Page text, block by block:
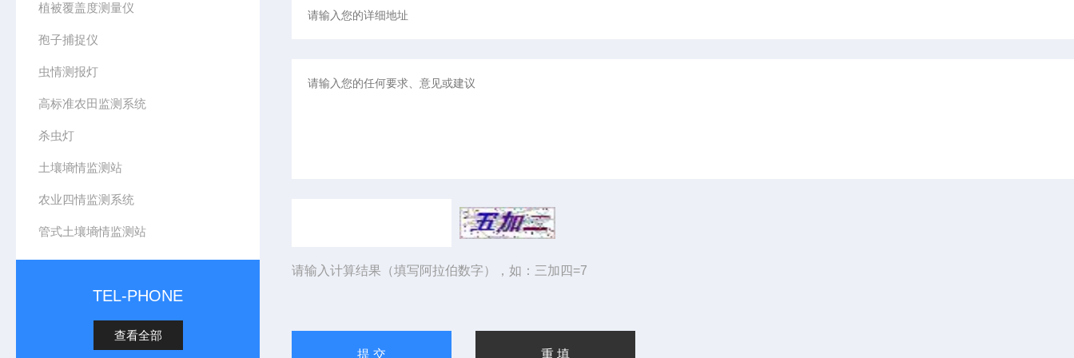
植被覆盖度测量仪
孢子捕捉仪
虫情测报灯
高标准农田监测系统
杀虫灯
土壤墒情监测站
农业四情监测系统
管式土壤墒情监测站
TEL-PHONE
查看全部
请输入计算结果（填写阿拉伯数字），如：三加四=7